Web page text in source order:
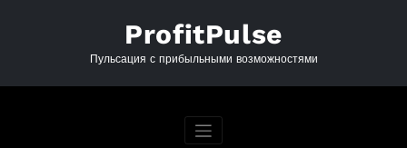
ProfitPulse
Пульсация с прибыльными возможностями